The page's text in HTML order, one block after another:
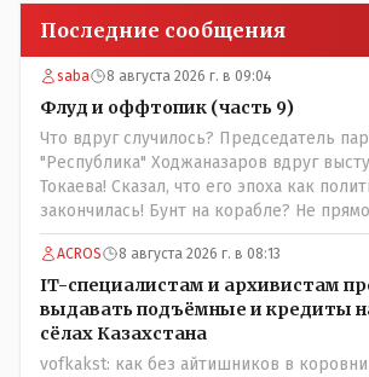
Последние сообщения
saba 8 августа 2026 г. в 09:04
Флуд и оффтопик (часть 9)
Что вдруг случилось? Председатель
"Республика" Ходжаназаров вдруг
Токаева! Сказал, что его эпоха как
закончилась! Бунт на корабле? Не
правдолюб вдруг выступил! Может он
Появился неизвестно откуда, отжал у
всесильного Розинова целый холдинг и
президента выступает! Вот ни капельки
что он действует в интересах страны,
не говорю! Опять какие то закулисные
ACROS 8 августа 2026 г. в 08:13
IT-специалистам и архивистам
выдавать подъёмные и кредиты
сёлах Казахстана
vofkakst: как без айтишников в